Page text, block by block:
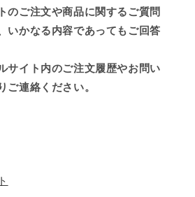
のご注文や商品に関するご質問
いかなる内容であってもご回答
サイト内のご注文履歴やお問い
ご連絡ください。